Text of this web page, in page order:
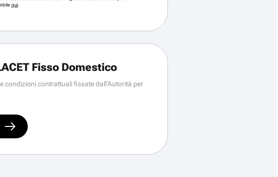
qui.
Fisso Domestico
condizioni contrattuali fissate dall’Autorità per